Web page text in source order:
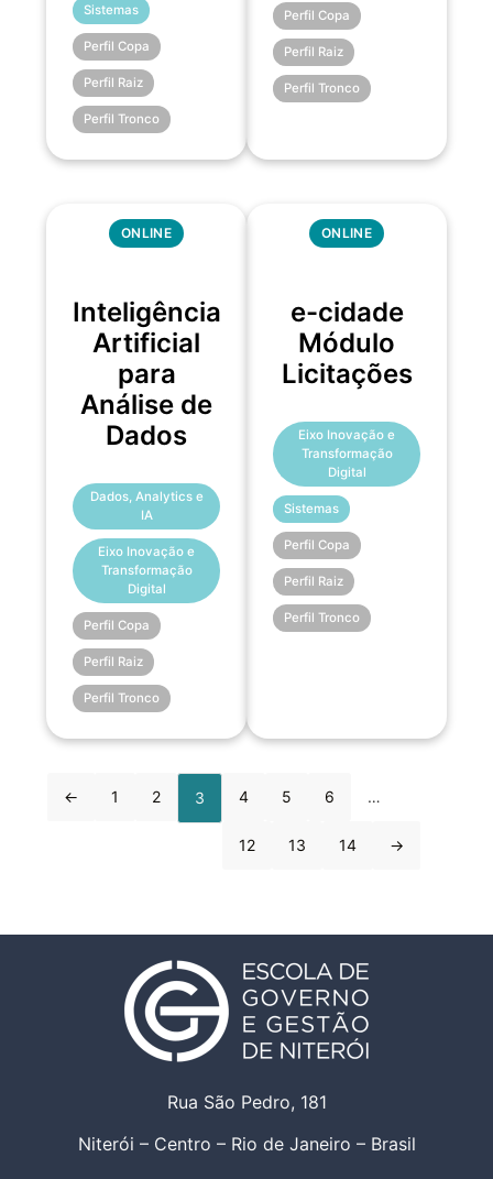
Sistemas
Perfil Copa
Perfil Raiz
Perfil Tronco
Perfil Copa
Perfil Raiz
Perfil Tronco
ONLINE
Inteligência
Artificial
para
Análise de
Dados
Dados, Analytics e
IA
Eixo Inovação e
Transformação
Digital
Perfil Copa
Perfil Raiz
Perfil Tronco
ONLINE
e-cidade
Módulo
Licitações
Eixo Inovação e
Transformação
Digital
Sistemas
Perfil Copa
Perfil Raiz
Perfil Tronco
← 1 2 3 4 5 6 …
12 13 14 →
Rua São Pedro, 181
Niterói – Centro – Rio de Janeiro – Brasil